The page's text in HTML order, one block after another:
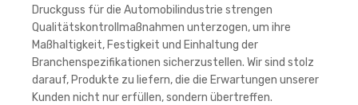
Druckguss für die Automobilindustrie strengen
Qualitätskontrollmaßnahmen unterzogen, um ihre
Maßhaltigkeit, Festigkeit und Einhaltung der
Branchenspezifikationen sicherzustellen. Wir sind stolz
darauf, Produkte zu liefern, die die Erwartungen unserer
Kunden nicht nur erfüllen, sondern übertreffen.